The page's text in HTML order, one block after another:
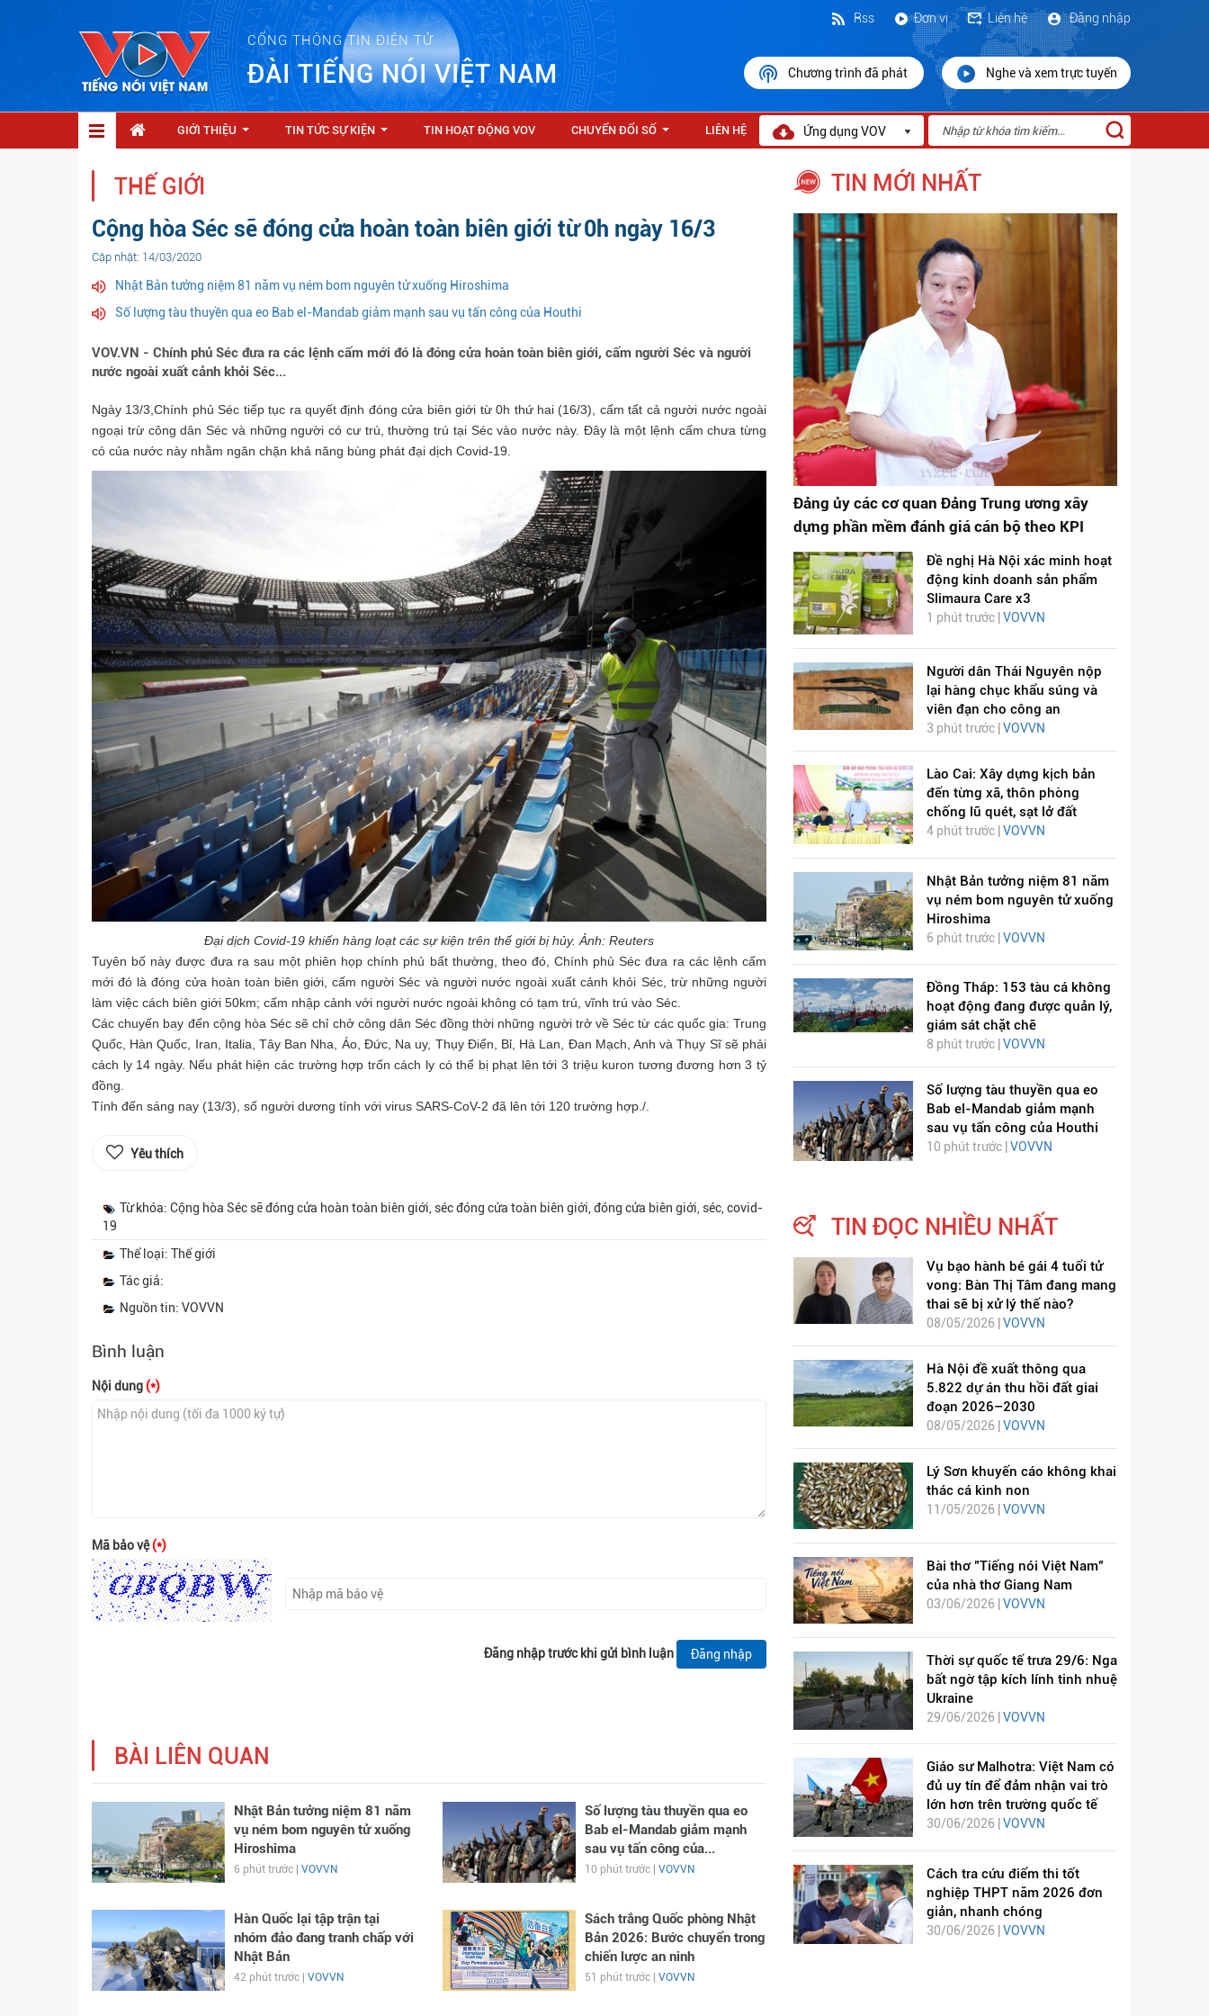
CỔNG THÔNG TIN ĐIỆN TỬ
ĐÀI TIẾNG NÓI VIỆT NAM
Đăng nhập
Liên hệ
Đơn vị
Rss
Chương trình đã phát Nghe và xem trực tuyến
GIỚI THIỆU TIN TỨC SỰ KIỆN TIN HOẠT ĐỘNG VOV CHUYỂN ĐỔI SỐ LIÊN HỆ Ứng dụng VOV
THẾ GIỚI
Cộng hòa Séc sẽ đóng cửa hoàn toàn biên giới từ 0h ngày 16/3
Cập nhật: 14/03/2020
Nhật Bản tưởng niệm 81 năm vụ ném bom nguyên tử xuống Hiroshima
Số lượng tàu thuyền qua eo Bab el-Mandab giảm mạnh sau vụ tấn công của Houthi
VOV.VN - Chính phủ Séc đưa ra các lệnh cấm mới đó là đóng cửa hoàn toàn biên giới, cấm người Séc và người
nước ngoài xuất cảnh khỏi Séc...
Ngày 13/3,Chính phủ Séc tiếp tục ra quyết định đóng cửa biên giới từ 0h thứ hai (16/3), cấm tất cả người nước ngoài
ngoại trừ công dân Séc và những người có cư trú, thường trú tại Séc vào nước này. Đây là một lệnh cấm chưa từng
có của nước này nhằm ngăn chặn khả năng bùng phát đại dịch Covid-19.
Đại dịch Covid-19 khiến hàng loạt các sự kiện trên thế giới bị hủy. Ảnh: Reuters
Tuyên bố này được đưa ra sau một phiên họp chính phủ bất thường, theo đó, Chính phủ Séc đưa ra các lệnh cấm
mới đó là đóng cửa hoàn toàn biên giới, cấm người Séc và người nước ngoài xuất cảnh khỏi Séc, trừ những người
làm việc cách biên giới 50km; cấm nhập cảnh với người nước ngoài không có tạm trú, vĩnh trú vào Séc.
Các chuyến bay đến cộng hòa Séc sẽ chỉ chở công dân Séc đồng thời những người trở về Séc từ các quốc gia: Trung
Quốc, Hàn Quốc, Iran, Italia, Tây Ban Nha, Áo, Đức, Na uy, Thụy Điển, Bỉ, Hà Lan, Đan Mạch, Anh và Thụy Sĩ sẽ phải
cách ly 14 ngày. Nếu phát hiện các trường hợp trốn cách ly có thể bị phạt lên tới 3 triệu kuron tương đương hơn 3 tỷ
đồng.
Tính đến sáng nay (13/3), số người dương tính với virus SARS-CoV-2 đã lên tới 120 trường hợp./.
Yêu thích
Từ khóa: Cộng hòa Séc sẽ đóng cửa hoàn toàn biên giới, séc đóng cửa toàn biên giới, đóng cửa biên giới, séc, covid-
19
Thể loại: Thế giới
Tác giả:
Nguồn tin: VOVVN
Bình luận
Nội dung (*)
Mã bảo vệ(*)
Đăng nhập trước khi gửi bình luận Đăng nhập
BÀI LIÊN QUAN
Nhật Bản tưởng niệm 81 năm
vụ ném bom nguyên tử xuống
Hiroshima
6 phút trước | VOVVN
Số lượng tàu thuyền qua eo
Bab el-Mandab giảm mạnh
sau vụ tấn công của...
10 phút trước | VOVVN
Hàn Quốc lại tập trận tại
nhóm đảo đang tranh chấp với
Nhật Bản
42 phút trước | VOVVN
Sách trắng Quốc phòng Nhật
Bản 2026: Bước chuyển trong
chiến lược an ninh
51 phút trước | VOVVN
TIN MỚI NHẤT
Đảng ủy các cơ quan Đảng Trung ương xây
dựng phần mềm đánh giá cán bộ theo KPI
Đề nghị Hà Nội xác minh hoạt
động kinh doanh sản phẩm
Slimaura Care x3
1 phút trước | VOVVN
Người dân Thái Nguyên nộp
lại hàng chục khẩu súng và
viên đạn cho công an
3 phút trước | VOVVN
Lào Cai: Xây dựng kịch bản
đến từng xã, thôn phòng
chống lũ quét, sạt lở đất
4 phút trước | VOVVN
Nhật Bản tưởng niệm 81 năm
vụ ném bom nguyên tử xuống
Hiroshima
6 phút trước | VOVVN
Đồng Tháp: 153 tàu cá không
hoạt động đang được quản lý,
giám sát chặt chẽ
8 phút trước | VOVVN
Số lượng tàu thuyền qua eo
Bab el-Mandab giảm mạnh
sau vụ tấn công của Houthi
10 phút trước | VOVVN
TIN ĐỌC NHIỀU NHẤT
Vụ bạo hành bé gái 4 tuổi tử
vong: Bàn Thị Tâm đang mang
thai sẽ bị xử lý thế nào?
08/05/2026 |VOVVN
Hà Nội đề xuất thông qua
5.822 dự án thu hồi đất giai
đoạn 2026–2030
08/05/2026 |VOVVN
Lý Sơn khuyến cáo không khai
thác cá kình non
11/05/2026 |VOVVN
Bài thơ "Tiếng nói Việt Nam"
của nhà thơ Giang Nam
03/06/2026 | VOVVN
Thời sự quốc tế trưa 29/6: Nga
bất ngờ tập kích lính tinh nhuệ
Ukraine
29/06/2026 | VOVVN
Giáo sư Malhotra: Việt Nam có
đủ uy tín để đảm nhận vai trò
lớn hơn trên trường quốc tế
30/06/2026 |VOVVN
Cách tra cứu điểm thi tốt
nghiệp THPT năm 2026 đơn
giản, nhanh chóng
30/06/2026 | VOVVN